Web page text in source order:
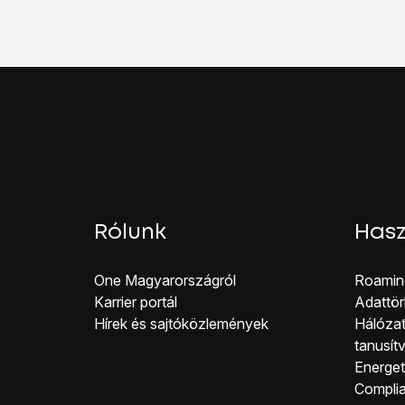
Rólunk
One Magyar országról
Karrier portál
Hírek és sajtóközlemények
Co